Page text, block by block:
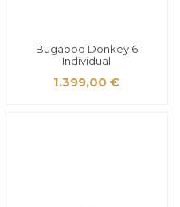
Bugaboo Donkey 6
Individual
1.399,00 €